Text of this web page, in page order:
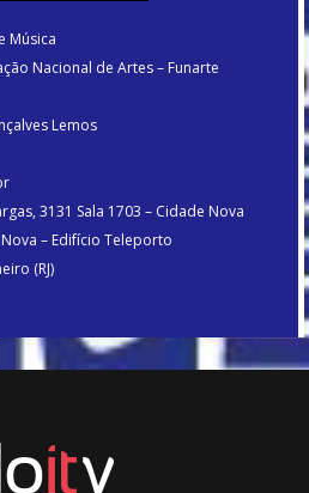
Música
Nacional de Artes – Funarte
Lemos
3131 Sala 1703 – Cidade Nova
– Edifício Teleporto
(RJ)